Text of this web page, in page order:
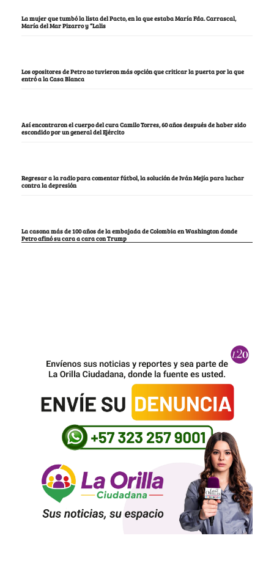
La mujer que tumbó la lista del Pacto, en la que estaba María Fda. Carrascal,
María del Mar Pizarro y “Lalis
Los opositores de Petro no tuvieron más opción que criticar la puerta por la que
entró a la Casa Blanca
Así encontraron el cuerpo del cura Camilo Torres, 60 años después de haber sido
escondido por un general del Ejército
Regresar a la radio para comentar fútbol, la solución de Iván Mejía para luchar
contra la depresión
La casona más de 100 años de la embajada de Colombia en Washington donde
Petro afinó su cara a cara con Trump